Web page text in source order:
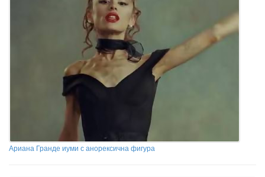
Ариана Гранде иуми с анорексична фигура